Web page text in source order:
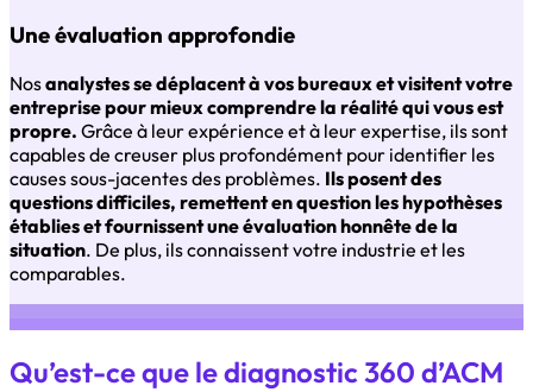
Une évaluation approfondie
Nosanalystes se déplacent à vos bureaux et visitent votre
entreprise pour mieux comprendre la réalité qui vous est
propre. Grâce à leur expérience et à leur expertise, ils sont
capables de creuser plus profondément pour identifier les
causes sous-jacentes des problèmes. Ils posent des
questions difficiles, remettent en question les hypothèses
établies et fournissent une évaluation honnête de la
situation. De plus, ils connaissent votre industrie et les
comparables.
Qu’est-ce que le diagnostic 360 d’ACM